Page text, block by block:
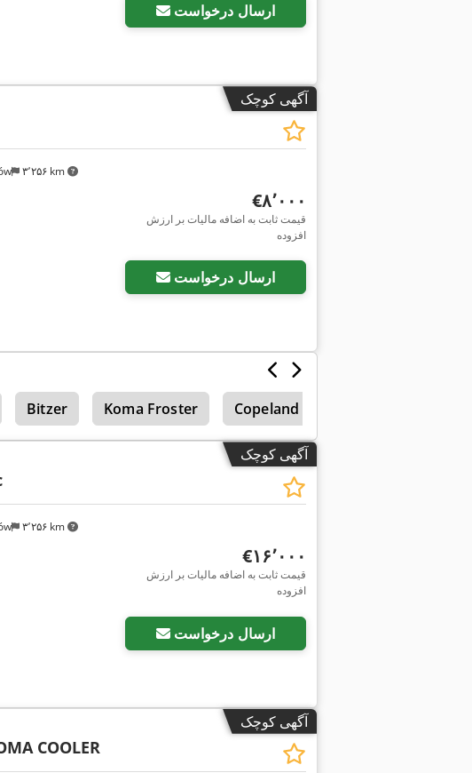
ارسال درخواست
آگهی کوچک
۳٬۲۵۶ km
‎€۸٬۰۰۰
قیمت ثابت به اضافه مالیات بر ارزش
افزوده
ارسال درخواست
Bitzer Koma Froster Copeland
آگهی کوچک
۳٬۲۵۶ km
‎€۱۶٬۰۰۰
قیمت ثابت به اضافه مالیات بر ارزش
افزوده
ارسال درخواست
آگهی کوچک
COOLER